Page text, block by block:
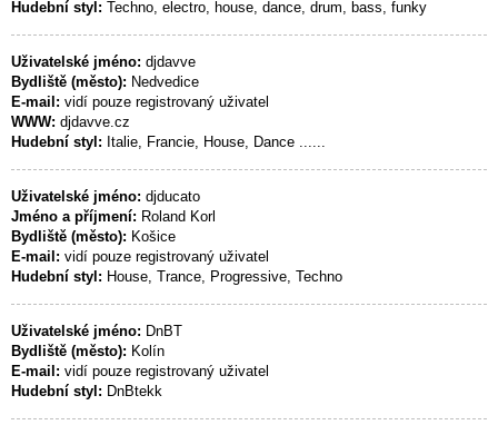
Hudební styl: Techno, electro, house, dance, drum, bass, funky
Uživatelské jméno: djdavve
Bydliště (město): Nedvedice
E-mail: vidí pouze registrovaný uživatel
WWW: djdavve.cz
Hudební styl: Italie, Francie, House, Dance ......
Uživatelské jméno: djducato
Jméno a příjmení: Roland Korl
Bydliště (město): Košice
E-mail: vidí pouze registrovaný uživatel
Hudební styl: House, Trance, Progressive, Techno
Uživatelské jméno: DnBT
Bydliště (město): Kolín
E-mail: vidí pouze registrovaný uživatel
Hudební styl: DnBtekk